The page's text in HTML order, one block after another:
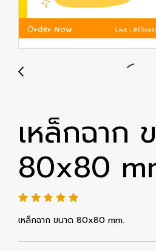
เหล็กฉาก
80x80
เหล็กฉาก ขนาด 80x80 mm.